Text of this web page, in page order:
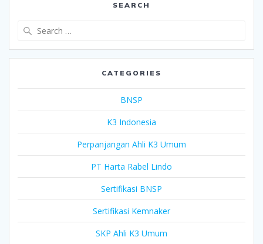
SEARCH
CATEGORIES
BNSP
K3 Indonesia
Perpanjangan Ahli K3 Umum
PT Harta Rabel Lindo
Sertifikasi BNSP
Sertifikasi Kemnaker
SKP Ahli K3 Umum